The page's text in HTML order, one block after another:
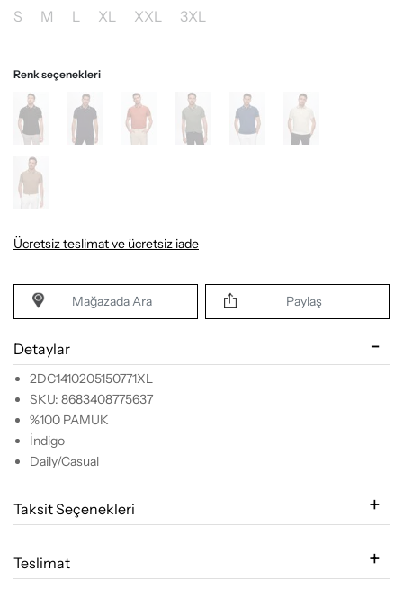
S M L XL XXL 3XL
Renk seçenekleri
Ücretsiz teslimat ve ücretsiz iade
Mağazada Ara Paylaş
Detaylar
2DC1410205150771XL
SKU: 8683408775637
%100 PAMUK
İndigo
Daily/Casual
Taksit Seçenekleri
Teslimat